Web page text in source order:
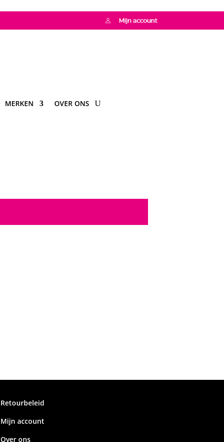
MERKEN OVER ONS
Retourbeleid
Mijn account
Over ons